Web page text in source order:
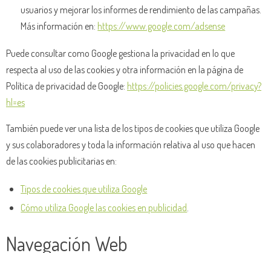
usuarios y mejorar los informes de rendimiento de las campañas.
Más información en: https://www.google.com/adsense
Puede consultar como Google gestiona la privacidad en lo que
respecta al uso de las cookies y otra información en la página de
Política de privacidad de Google: https://policies.google.com/privacy?
hl=es
También puede ver una lista de los tipos de cookies que utiliza Google
y sus colaboradores y toda la información relativa al uso que hacen
de las cookies publicitarias en:
Tipos de cookies que utiliza Google
Cómo utiliza Google las cookies en publicidad
Navegación Web